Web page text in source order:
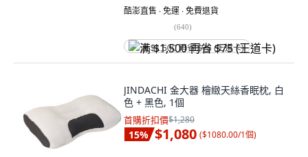
酷澎直售 ∙ 免運 ∙ 免費退貨
(640)
满 $1,500 再省 $75 (王道卡)
JINDACHI 金大器 檜緻天絲香眠枕, 白
色 + 黑色, 1個
首購折扣價$1,280
15% $1,080 ($1080.00/1個)